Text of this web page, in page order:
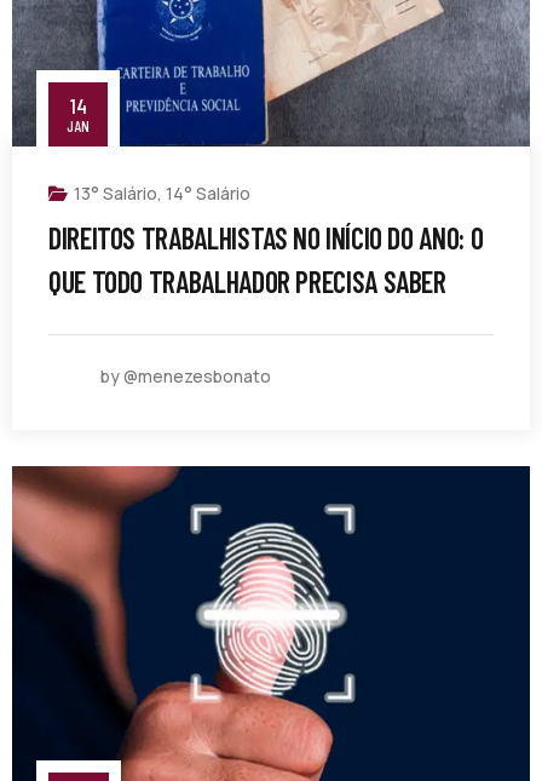
14
JAN
13° Salário, 14° Salário
DIREITOS TRABALHISTAS NO INÍCIO DO ANO: O
QUE TODO TRABALHADOR PRECISA SABER
by @menezesbonato